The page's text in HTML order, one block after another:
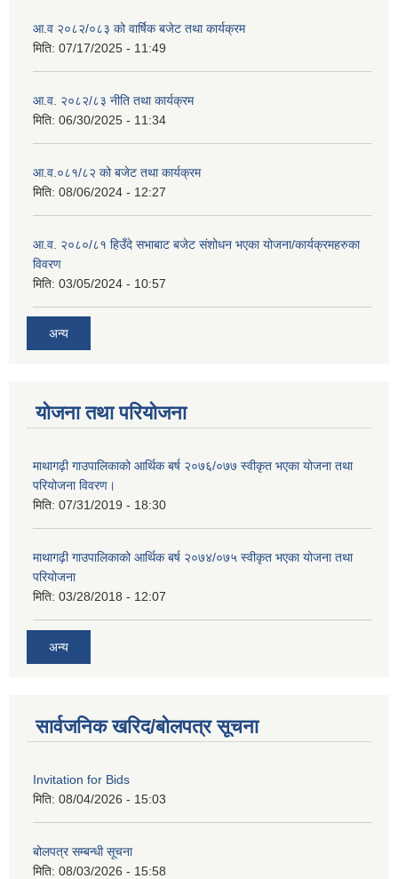
आ.व २०८२/०८३ को वार्षिक बजेट तथा कार्यक्रम
मिति: 07/17/2025 - 11:49
आ.व. २०८२/८३ नीति तथा कार्यक्रम
मिति: 06/30/2025 - 11:34
आ.व.०८१/८२ को बजेट तथा कार्यक्रम
मिति: 08/06/2024 - 12:27
आ.व. २०८०/८१ हिउँदे सभाबाट बजेट संशोधन भएका योजना/कार्यक्रमहरुका
विवरण
मिति: 03/05/2024 - 10:57
अन्य
योजना तथा परियोजना
माथागढ़ी गाउपालिकाको आर्थिक बर्ष २०७६/०७७ स्वीकृत भएका योजना तथा
परियोजना विवरण।
मिति: 07/31/2019 - 18:30
माथागढ़ी गाउपालिकाको आर्थिक बर्ष २०७४/०७५ स्वीकृत भएका योजना तथा
परियोजना
मिति: 03/28/2018 - 12:07
अन्य
सार्वजनिक खरिद/बोलपत्र सूचना
Invitation for Bids
मिति: 08/04/2026 - 15:03
बोलपत्र सम्बन्धी सूचना
मिति: 08/03/2026 - 15:58